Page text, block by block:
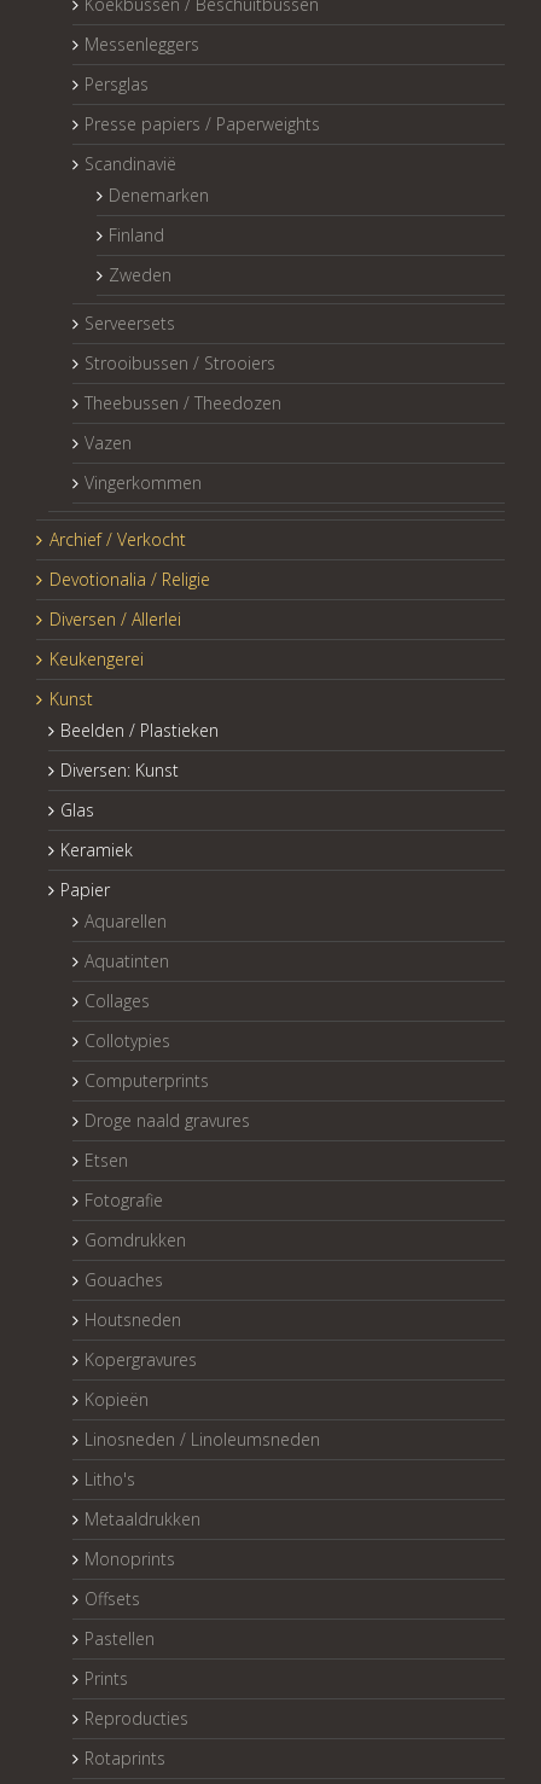
Koekbussen / Beschuitbussen
Messenleggers
Persglas
Presse papiers / Paperweights
Scandinavië
Denemarken
Finland
Zweden
Serveersets
Strooibussen / Strooiers
Theebussen / Theedozen
Vazen
Vingerkommen
Archief / Verkocht
Devotionalia / Religie
Diversen / Allerlei
Keukengerei
Kunst
Beelden / Plastieken
Diversen: Kunst
Glas
Keramiek
Papier
Aquarellen
Aquatinten
Collages
Collotypies
Computerprints
Droge naald gravures
Etsen
Fotografie
Gomdrukken
Gouaches
Houtsneden
Kopergravures
Kopieën
Linosneden / Linoleumsneden
Litho's
Metaaldrukken
Monoprints
Offsets
Pastellen
Prints
Reproducties
Rotaprints